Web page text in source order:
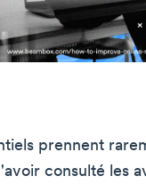
prennent
consulté les